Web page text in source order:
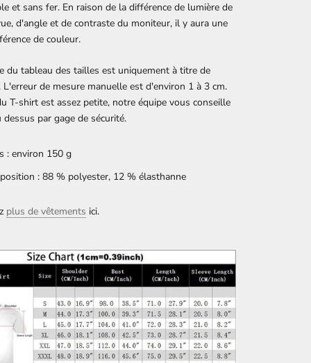
et sans fer. En raison de la différence de lumière de
d'angle et de contraste du moniteur, il y aura une
de couleur.
du tableau des tailles est uniquement à titre de
L'erreur de mesure manuelle est d'environ 1 à 3 cm.
T-shirt est assez petite, notre équipe vous conseille
par gage de sécurité.
: environ 150 g
: 88 % polyester, 12 % élasthanne
plus de vêtements ici.